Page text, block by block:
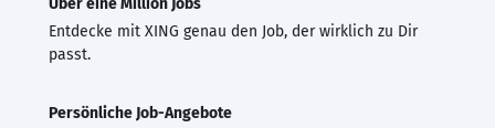
Entdecke mit XING genau den Job, der wirklich zu Dir
passt.
Persönliche Job-Angebote